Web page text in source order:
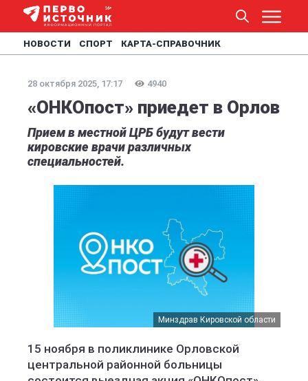
НОВОСТИ СПОРТ КАРТА-СПРАВОЧНИК
28 октября 2025, 17:17 4940
«ОНКОпост» приедет в Орлов
Прием в местной ЦРБ будут вести
кировские врачи различных
специальностей.
Минздрав Кировской области
15 ноября в поликлинике Орловской
центральной районной больницы